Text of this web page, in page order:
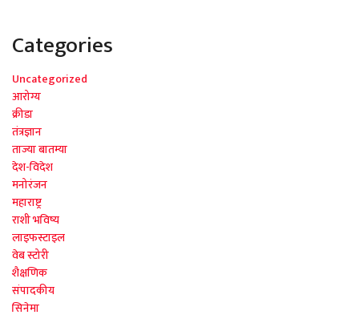
Categories
Uncategorized
आरोग्य
क्रीडा
तंत्रज्ञान
ताज्या बातम्या
देश-विदेश
मनोरंजन
महाराष्ट्र
राशी भविष्य
लाइफस्टाइल
वेब स्टोरी
शैक्षणिक
संपादकीय
सिनेमा